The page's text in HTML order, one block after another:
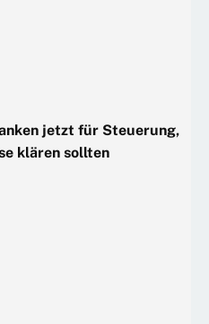
jetzt für Steuerung,
klären sollten